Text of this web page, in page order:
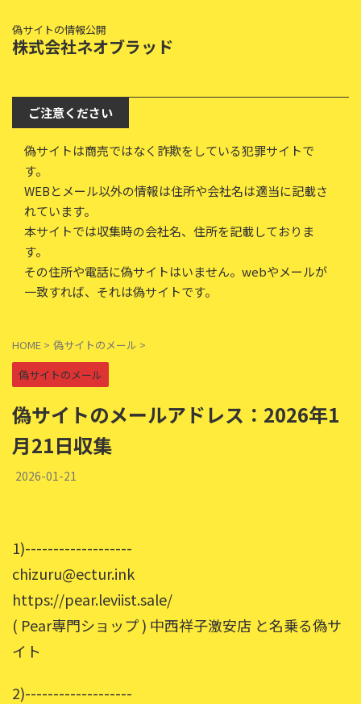
偽サイトの情報公開
株式会社ネオブラッド
ご注意ください
偽サイトは商売ではなく詐欺をしている犯罪サイトで
す。
WEBとメール以外の情報は住所や会社名は適当に記載さ
れています。
本サイトでは収集時の会社名、住所を記載しておりま
す。
その住所や電話に偽サイトはいません。webやメールが
一致すれば、それは偽サイトです。
HOME > 偽サイトのメール >
偽サイトのメール
偽サイトのメールアドレス：2026年1
月21日収集
2026-01-21
1)-------------------
chizuru@ectur.ink
https://pear.leviist.sale/
( Pear専門ショップ ) 中西祥子激安店 と名乗る偽サ
イト
2)-------------------